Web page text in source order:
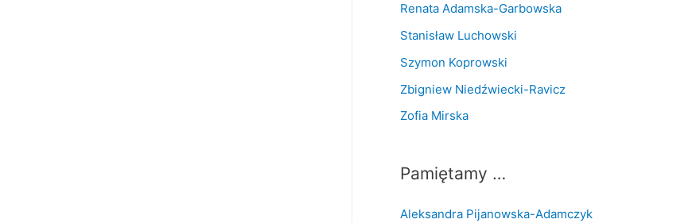
Renata Adamska-Garbowska
Stanisław Luchowski
Szymon Koprowski
Zbigniew Niedźwiecki-Ravicz
Zofia Mirska
Pamiętamy …
Aleksandra Pijanowska-Adamczyk